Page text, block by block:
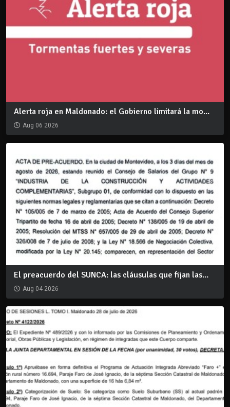
Alerta roja en Maldonado: el Gobierno limitará la mo...
Aug 06 2026
El preacuerdo del SUNCA: las cláusulas que fijan las...
Aug 04 2026